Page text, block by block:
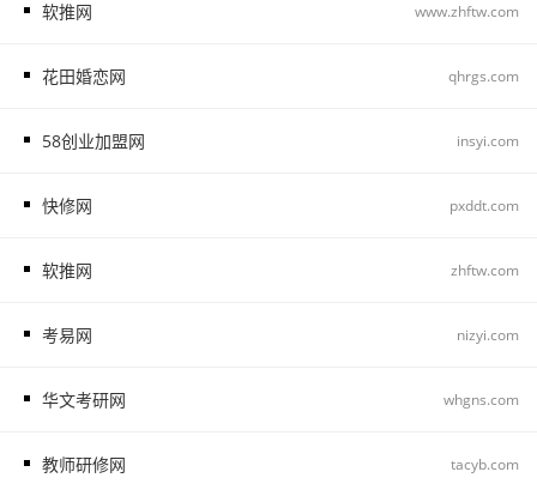
软推网 www.zhftw.com
花田婚恋网 qhrgs.com
58创业加盟网 insyi.com
快修网 pxddt.com
软推网 zhftw.com
考易网 nizyi.com
华文考研网 whgns.com
教师研修网 tacyb.com